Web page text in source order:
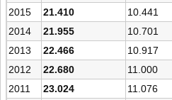
2015
21.410 10.441
2014
21.955 10.701
2013
22.466 10.917
2012
22.680 11.000
2011
23.024 11.076